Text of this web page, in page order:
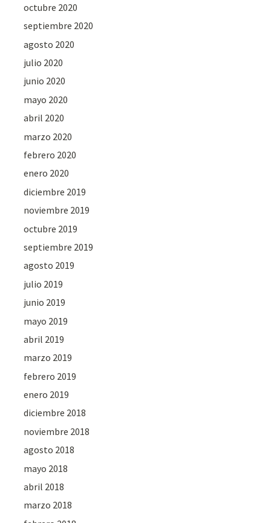
octubre 2020
septiembre 2020
agosto 2020
julio 2020
junio 2020
mayo 2020
abril 2020
marzo 2020
febrero 2020
enero 2020
diciembre 2019
noviembre 2019
octubre 2019
septiembre 2019
agosto 2019
julio 2019
junio 2019
mayo 2019
abril 2019
marzo 2019
febrero 2019
enero 2019
diciembre 2018
noviembre 2018
agosto 2018
mayo 2018
abril 2018
marzo 2018